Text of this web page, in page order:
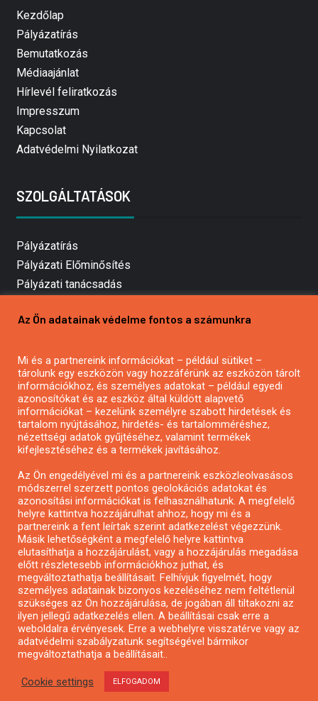
Kezdőlap
Pályázatírás
Bemutatkozás
Médiaajánlat
Hírlevél feliratkozás
Impresszum
Kapcsolat
Adatvédelmi Nyilatkozat
SZOLGÁLTATÁSOK
Pályázatírás
Pályázati Előminősítés
Pályázati tanácsadás
Mezőgazdasági pályázatírás
Pályázatírás civil szervezeteknek
Pályázatírás önkormányzatoknak
Pályázatfigyelés
Specifikus pályázatfigyelés vagy hírlevél
Pályázatok magánszemélyeknek
Pályázatok civil szervezeteknek
Pályázatok vállalkozásoknak
Önkormányzati pályázatok
Mezőgazdasági pályázatok
Falusi turizmus pályázatok
Napelem pályázatok
GINOP pályázatok
Copyright © All rights reserved.
Az Ön adatainak védelme fontos a számunkra
Mi és a partnereink információkat – például sütiket –
tárolunk egy eszközön vagy hozzáférünk az eszközön tárolt
információkhoz, és személyes adatokat – például egyedi
azonosítókat és az eszköz által küldött alapvető
információkat – kezelünk személyre szabott hirdetések és
tartalom nyújtásához, hirdetés- és tartalomméréshez,
nézettségi adatok gyűjtéséhez, valamint termékek
kifejlesztéséhez és a termékek javításához.
Az Ön engedélyével mi és a partnereink eszközleolvasásos
módszerrel szerzett pontos geolokációs adatokat és
azonosítási információkat is felhasználhatunk. A megfelelő
helyre kattintva hozzájárulhat ahhoz, hogy mi és a
partnereink a fent leírtak szerint adatkezelést végezzünk.
Másik lehetőségként a megfelelő helyre kattintva
elutasíthatja a hozzájárulást, vagy a hozzájárulás megadása
előtt részletesebb információkhoz juthat, és
megváltoztathatja beállításait. Felhívjuk figyelmét, hogy
személyes adatainak bizonyos kezeléséhez nem feltétlenül
szükséges az Ön hozzájárulása, de jogában áll tiltakozni az
ilyen jellegű adatkezelés ellen. A beállításai csak erre a
weboldalra érvényesek. Erre a webhelyre visszatérve vagy az
adatvédelmi szabályzatunk segítségével bármikor
megváltoztathatja a beállításait..
Cookie settings ELFOGADOM